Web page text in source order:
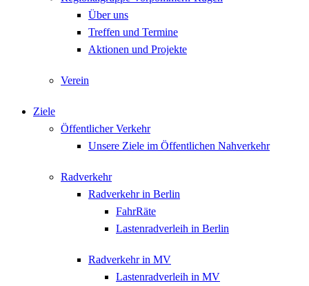
Über uns
Treffen und Termine
Aktionen und Projekte
Verein
Ziele
Öffentlicher Verkehr
Unsere Ziele im Öffentlichen Nahverkehr
Radverkehr
Radverkehr in Berlin
FahrRäte
Lastenradverleih in Berlin
Radverkehr in MV
Lastenradverleih in MV